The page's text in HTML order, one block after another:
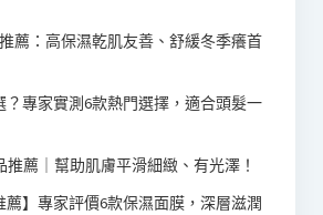
薦：高保濕乾肌友善、舒緩冬季癢首
？專家實測6款熱門選擇，適合頭髮一
推薦｜幫助肌膚平滑細緻、有光澤！
薦】專家評價6款保濕面膜，深層滋潤